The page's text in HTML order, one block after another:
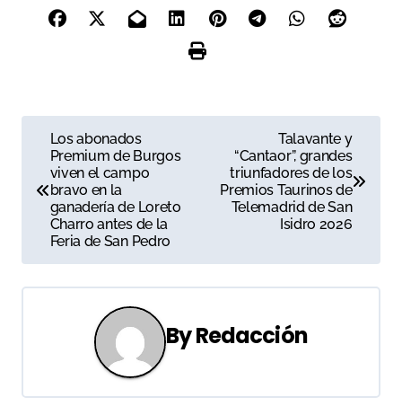
g
i
Los abonados
Premium de Burgos
viven el campo
bravo en la
ganadería de Loreto
Charro antes de la
Feria de San Pedro
Talavante y
“Cantaor”, grandes
triunfadores de los
Premios Taurinos de
Telemadrid de San
Isidro 2026
ByRedacción